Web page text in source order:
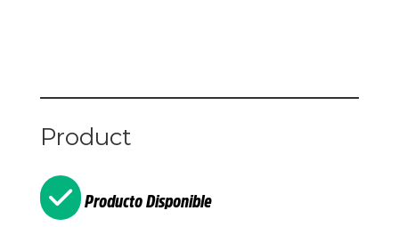
Product
Producto Disponible